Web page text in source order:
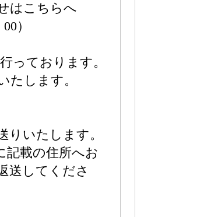
はこちらへ
）
っております。
たします。
りいたします。
記載の住所へお
送してくださ